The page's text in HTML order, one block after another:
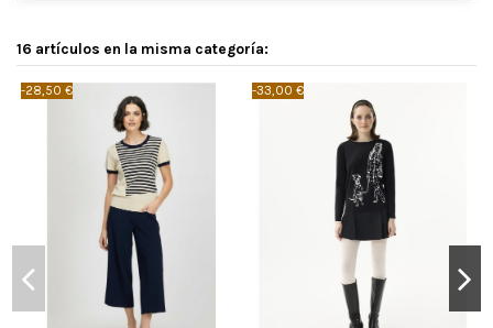
16 artículos en la misma categoría:
-28,50 € -33,00 €